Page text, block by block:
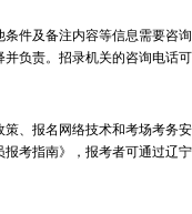
件及备注内容等信息需要咨询
负责。招录机关的咨询电话可
、报名网络技术和考场考务安
报考指南》，报考者可通过辽宁